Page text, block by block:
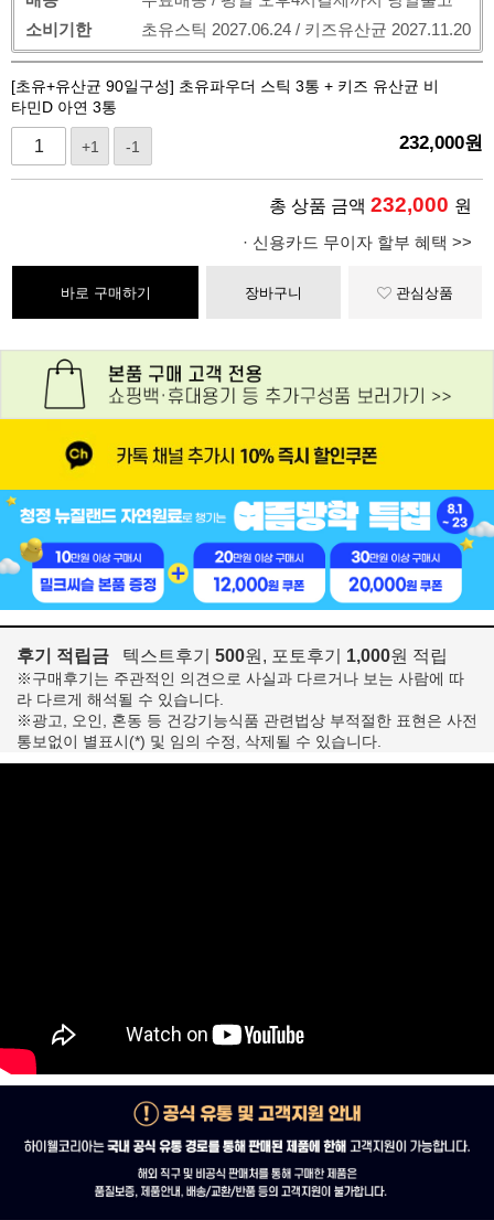
소비기한
초유스틱 2027.06.24 / 키즈유산균 2027.11.20
[초유+유산균 90일구성] 초유파우더 스틱 3통 + 키즈 유산균 비
타민D 아연 3통
+1 -1 232,000원
총 상품 금액 232,000 원
· 신용카드 무이자 할부 혜택 >>
바로 구매하기 장바구니 관심상품
후기 적립금 텍스트후기 500원, 포토후기 1,000원 적립
※구매후기는 주관적인 의견으로 사실과 다르거나 보는 사람에 따
라 다르게 해석될 수 있습니다.
※광고, 오인, 혼동 등 건강기능식품 관련법상 부적절한 표현은 사전
통보없이 별표시(*) 및 임의 수정, 삭제될 수 있습니다.